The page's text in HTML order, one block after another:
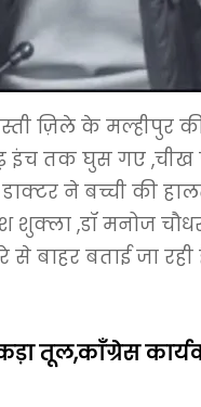
ज़िले के मल्हीपुर
इंच तक घुस गए
ने बच्ची की
,डॉ मनोज
बाहर बताई जा रही
तूल,काँग्रेस